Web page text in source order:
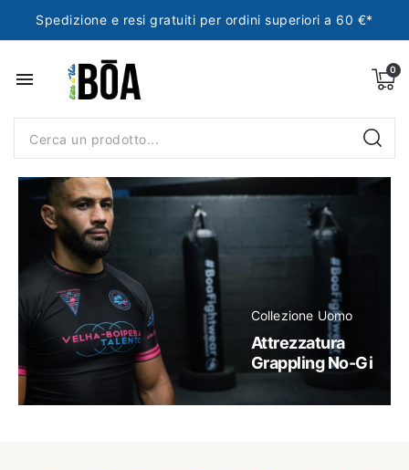
Spedizione e resi gratuiti per ordini superiori a 60 €*
menu
Collezione Uomo
Attrezzatura
Grappling No-Gi